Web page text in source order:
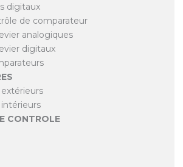
digitaux
de comparateur
analogiques
digitaux
CONTROLE